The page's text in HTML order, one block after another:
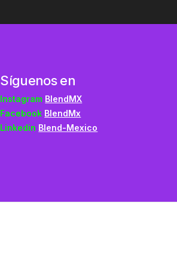
Síguenos en
Instagram BlendMX
Facebook BlendMx
Linkedin Blend-Mexico